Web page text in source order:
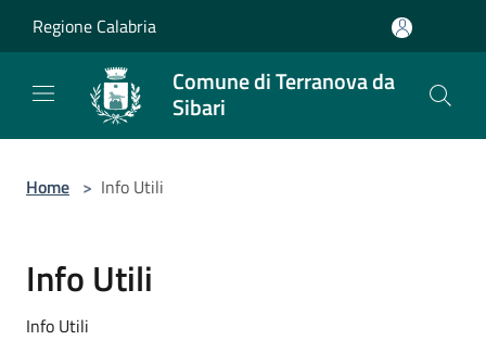
Regione Calabria
Comune di Terranova da
Sibari
Home > Info Utili
Info Utili
Info Utili